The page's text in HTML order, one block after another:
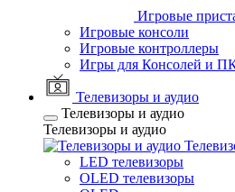
Игровые
Игровые консоли
Игровые контроллеры
Игры для Консолей и
Телевизоры и аудио
Телевизоры и аудио
Телевизоры и аудио
LED телевизоры
OLED телевизоры